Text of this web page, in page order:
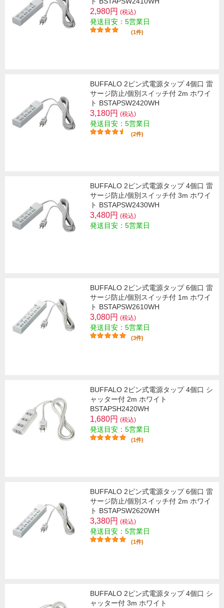
2,980円 (税込)
発送目安：5営業日
(1件)
BUFFALO 2ピン式電源タップ 4個口 雷
サージ防止/個別スイッチ付 2m ホワイ
ト BSTAPSW2420WH
3,180円 (税込)
発送目安：5営業日
(2件)
BUFFALO 2ピン式電源タップ 4個口 雷
サージ防止/個別スイッチ付 3m ホワイ
ト BSTAPSW2430WH
3,480円 (税込)
発送目安：5営業日
BUFFALO 2ピン式電源タップ 6個口 雷
サージ防止/個別スイッチ付 1m ホワイ
ト BSTAPSW2610WH
3,080円 (税込)
発送目安：5営業日
(3件)
BUFFALO 2ピン式電源タップ 4個口 シ
ャッター付 2m ホワイト
BSTAPSH2420WH
1,680円 (税込)
発送目安：5営業日
(1件)
BUFFALO 2ピン式電源タップ 6個口 雷
サージ防止/個別スイッチ付 2m ホワイ
ト BSTAPSW2620WH
3,380円 (税込)
発送目安：5営業日
(1件)
BUFFALO 2ピン式電源タップ 4個口 シ
ャッター付 3m ホワイト